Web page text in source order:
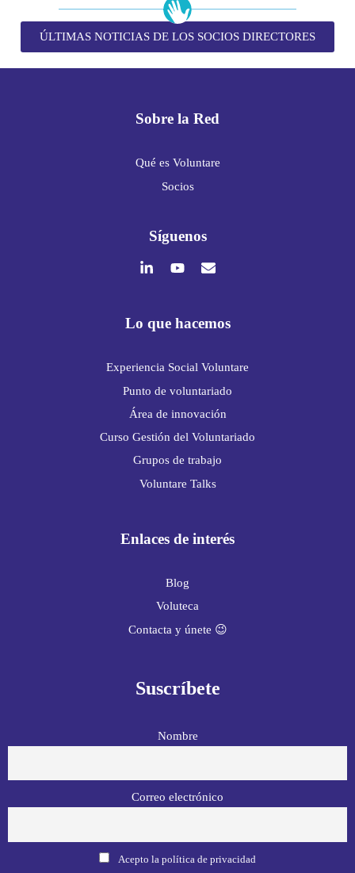
ÚLTIMAS NOTICIAS DE LOS SOCIOS DIRECTORES
Sobre la Red
Qué es Voluntare
Socios
Síguenos
Lo que hacemos
Experiencia Social Voluntare
Punto de voluntariado
Área de innovación
Curso Gestión del Voluntariado
Grupos de trabajo
Voluntare Talks
Enlaces de interés
Blog
Voluteca
Contacta y únete 😉
Suscríbete
Nombre
Correo electrónico
Acepto la política de privacidad